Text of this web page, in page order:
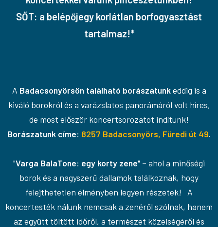
SŐT: a belépőjegy korlátlan borfogyasztást
tartalmaz!*
A Badacsonyörsön található borászatunkeddig is a
kiváló borokról és a varázslatos panorámáról volt híres,
de most először koncertsorozatot indítunk!
Borászatunk címe: 8257 Badacsonyörs, Füredi út 49.
"Varga BalaTone: egy korty zene" – ahol a minőségi
borok és a nagyszerű dallamok találkoznak, hogy
felejthetetlen élményben legyen részetek! A
koncertesték nálunk nemcsak a zenéről szólnak, hanem
az együtt töltött időről, a természet közelségéről és